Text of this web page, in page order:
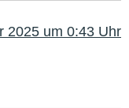
2025 um 0:43 Uhr